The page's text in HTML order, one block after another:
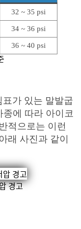
32 ~ 35 psi
34 ~ 36 psi
36 ~ 40 psi
가 있는 말발굽
에 따라 아이코
적으로는 이런
래 사진과 같이
경고